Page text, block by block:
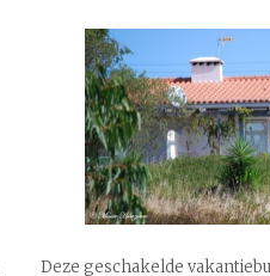
Deze geschakelde